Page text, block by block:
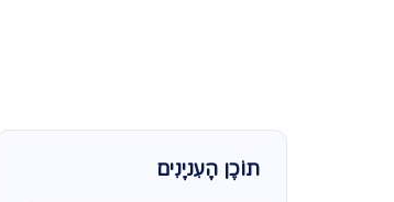
תוֹכֶן הָעִניָנִים